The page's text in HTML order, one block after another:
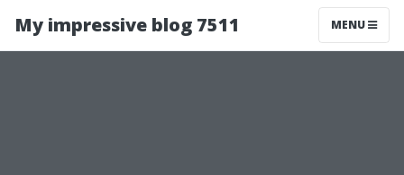
My impressive blog 7511 MENU